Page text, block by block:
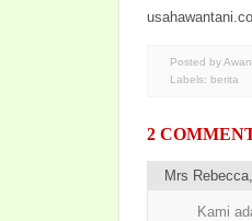
Posted by
Labels: berita
2
Mrs Rebecca
Kami